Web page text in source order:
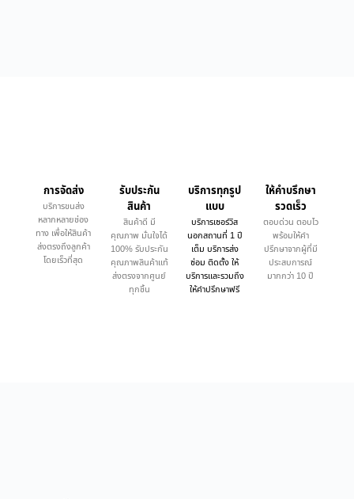
การจัดส่ง
บริการขนส่ง
หลากหลายช่อง
ทาง เพื่อให้สินค้า
ส่งตรงถึงลูกค้า
โดยเร็วที่สุด
รับประกัน
สินค้า
สินค้าดี มี
คุณภาพ มั่นใจได้
100% รับประกัน
คุณภาพสินค้าแท้
ส่งตรงจากศูนย์
ทุกชิ้น
บริการทุกรูป
แบบ
บริการเซอร์วิส
นอกสถานที่ 1 ปี
เต็ม บริการส่ง
ซ่อม ติดตั้ง ให้
บริการและรวมถึง
ให้คำปรึกษาฟรี
ให้คำบรึกษา
รวดเร็ว
ตอบด่วน ตอบไว
พร้อมให้คำ
ปรึกษาจากผู้ที่มี
ประสบการณ์
มากกว่า 10 ปี